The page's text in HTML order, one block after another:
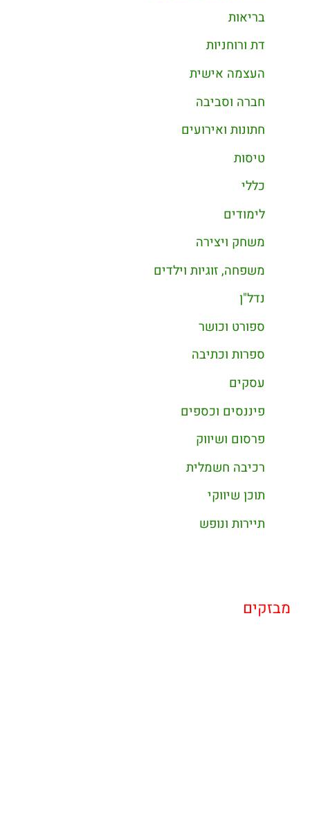
בריאות
דת ורוחניות
העצמה אישית
חברה וסביבה
חתונות ואירועים
טיסות
כללי
לימודים
משחק ויצירה
משפחה, זוגיות וילדים
נדל"ן
ספורט וכושר
ספרות וכתיבה
עסקים
פיננסים וכספים
פרסום ושיווק
רכיבה חשמלית
תוכן שיווקי
תיירות ונופש
מבזקים